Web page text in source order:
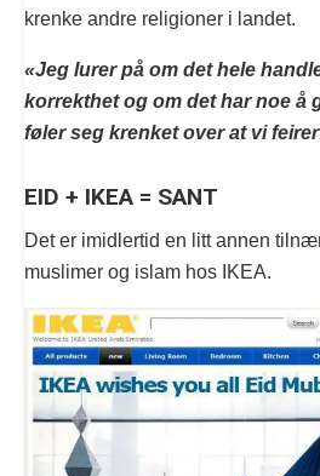
krenke andre religioner i landet.
«Jeg lurer på om det hele
korrekthet og om det har noe å
føler seg krenket over at vi
EID + IKEA = SANT
Det er imidlertid en litt annen
muslimer og islam hos IKEA.